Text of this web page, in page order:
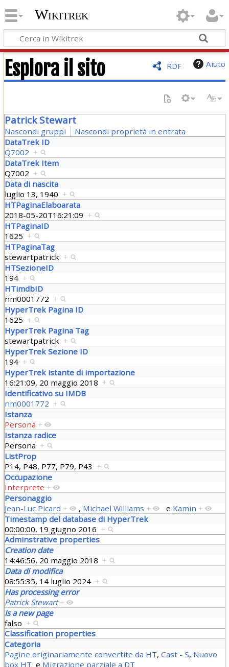
Wikitrek
RDF Aiuto
Esplora il sito
Patrick Stewart
Nascondi gruppi
Nascondi proprietà in entrata
DataTrek ID
Q7002 +
DataTrek Item
Q7002 +
Data di nascita
luglio 13, 1940 +
HTPaginaElaboarata
2018-05-20T16:21:09 +
HTPaginaID
1625 +
HTPaginaTag
stewartpatrick +
HTSezioneID
194 +
HTimdbID
nm0001772 +
HyperTrek Pagina ID
1625 +
HyperTrek Pagina Tag
stewartpatrick +
HyperTrek Sezione ID
194 +
HyperTrek istante di importazione
16:21:09, 20 maggio 2018 +
Identificativo su IMDB
nm0001772 +
Istanza
Persona +
Istanza radice
Persona +
ListProp
P14, P48, P77, P79, P43 +
Occupazione
Interprete +
Personaggio
Jean-Luc Picard + , Michael Williams + e Kamin +
Timestamp del database di HyperTrek
00:00:00, 19 giugno 2016 +
Adminstrative properties
Creation date
14:46:56, 20 maggio 2018 +
Data di modifica
08:55:35, 14 luglio 2024 +
Has processing error
Patrick Stewart +
Is a new page
falso +
Classification properties
Categoria
Pagine originariamente convertite da HT, Cast - S, Nuovo
box HT e Migrazione parziale a DT